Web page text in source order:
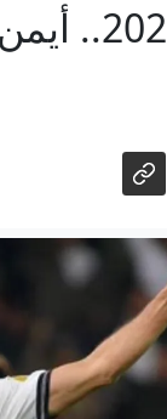
السفارة